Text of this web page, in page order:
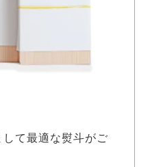
て最適な熨斗がご